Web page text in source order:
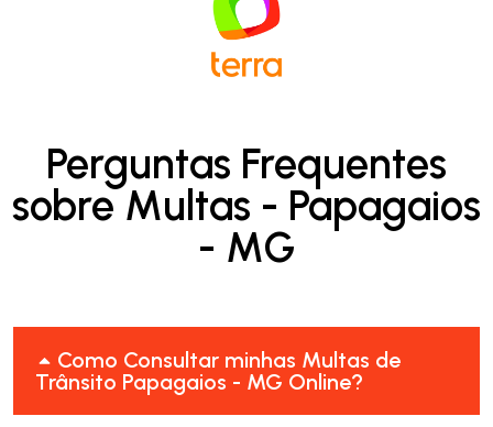
Perguntas Frequentes
sobre Multas - Papagaios
- MG
Como Consultar minhas Multas de
Trânsito Papagaios - MG Online?